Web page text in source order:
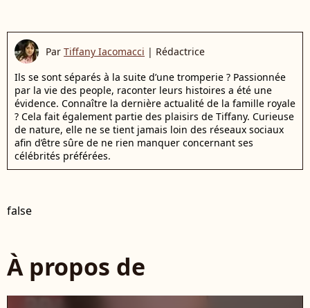
Par Tiffany Iacomacci | Rédactrice
Ils se sont séparés à la suite d’une tromperie ? Passionnée
par la vie des people, raconter leurs histoires a été une
évidence. Connaître la dernière actualité de la famille royale
? Cela fait également partie des plaisirs de Tiffany. Curieuse
de nature, elle ne se tient jamais loin des réseaux sociaux
afin d’être sûre de ne rien manquer concernant ses
célébrités préférées.
false
À propos de